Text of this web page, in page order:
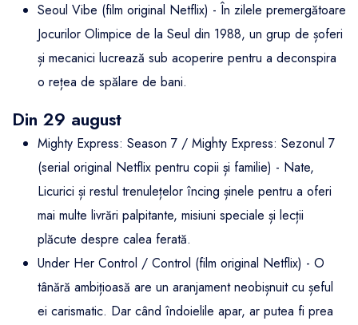
Seoul Vibe (film original Netflix) - În zilele premergătoare
Jocurilor Olimpice de la Seul din 1988, un grup de șoferi
și mecanici lucrează sub acoperire pentru a deconspira
o rețea de spălare de bani.
Din 29 august
Mighty Express: Season 7 / Mighty Express: Sezonul 7
(serial original Netflix pentru copii și familie) - Nate,
Licurici și restul trenulețelor încing șinele pentru a oferi
mai multe livrări palpitante, misiuni speciale și lecții
plăcute despre calea ferată.
Under Her Control / Control (film original Netflix) - O
tânără ambițioasă are un aranjament neobișnuit cu șeful
ei carismatic. Dar când îndoielile apar, ar putea fi prea